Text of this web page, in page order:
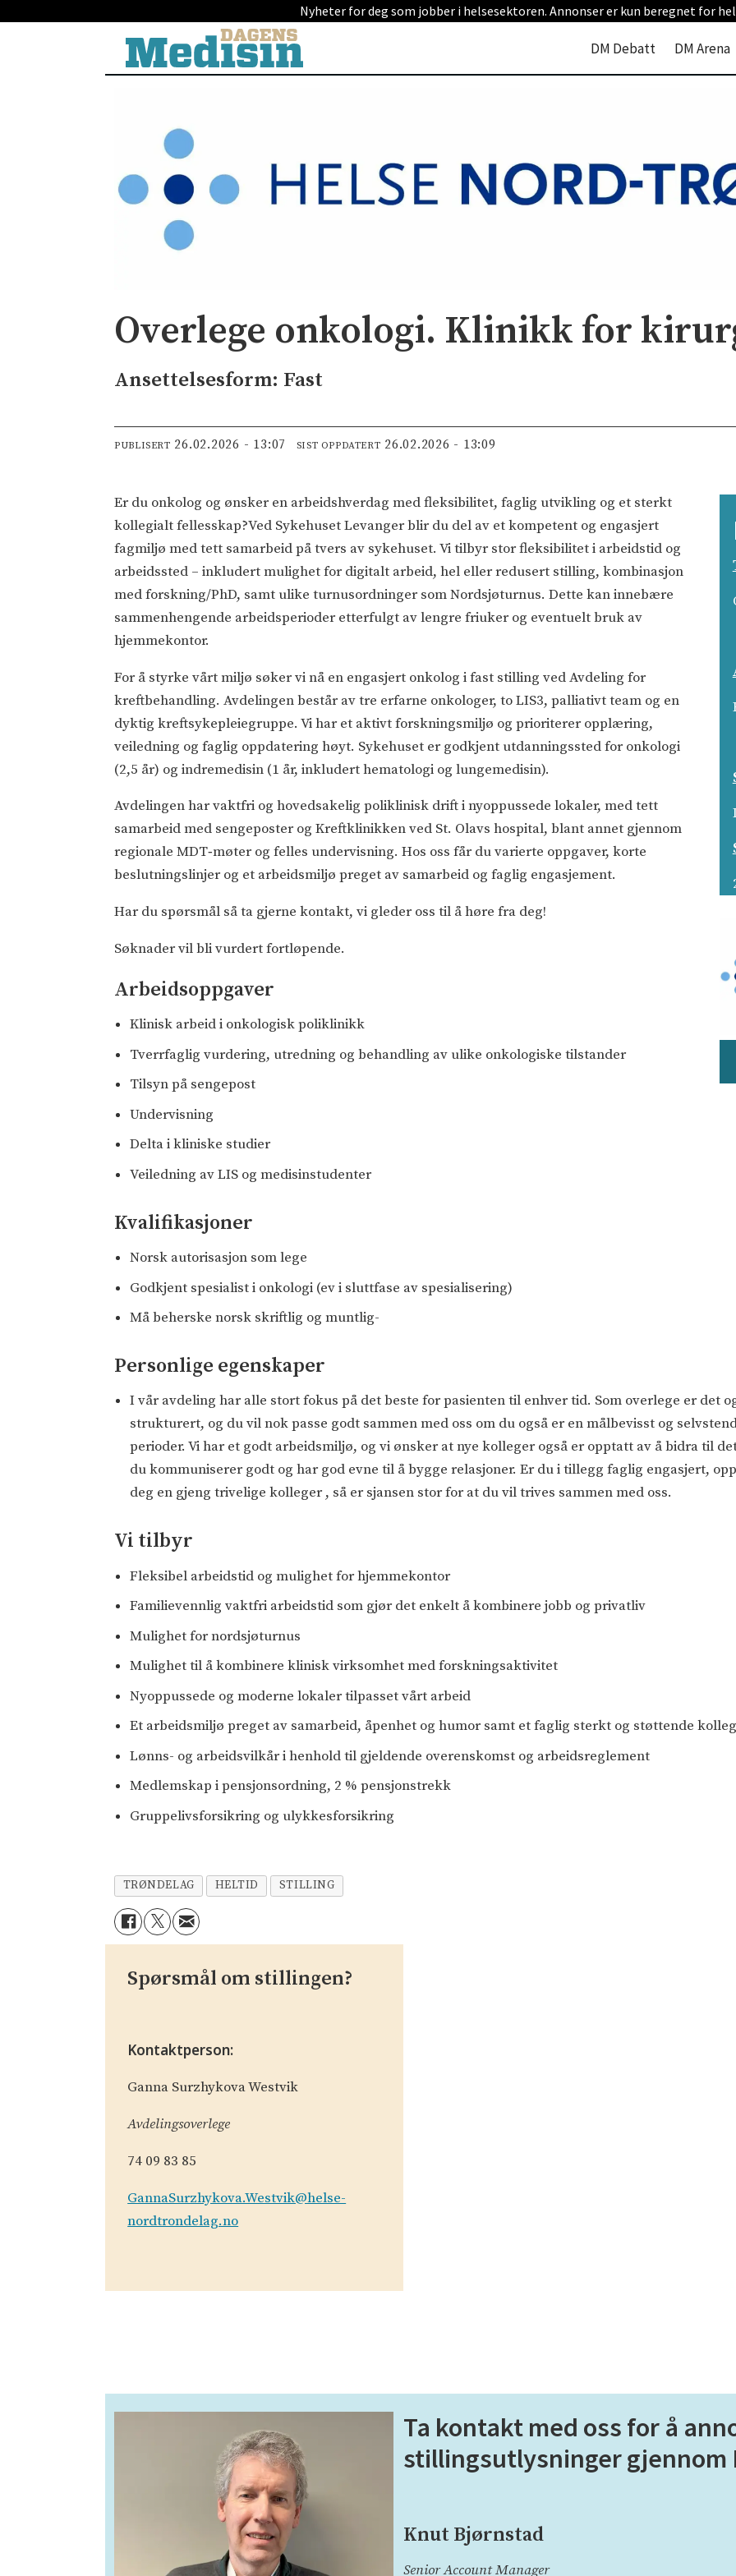
Nyheter for deg som jobber i helsesektoren. Annonser er kun beregnet for
DM Debatt DM Arena
Overlege onkologi. Klinikk for
Ansettelsesform: Fast
PUBLISERT 26.02.2026 - 13:07 SIST OPPDATERT 26.02.2026 - 13:09
Er du onkolog og ønsker en arbeidshverdag med fleksibilitet, faglig utvikling og et sterkt
kollegialt fellesskap?Ved Sykehuset Levanger blir du del av et kompetent og engasjert
fagmiljø med tett samarbeid på tvers av sykehuset. Vi tilbyr stor fleksibilitet i arbeidstid og
arbeidssted – inkludert mulighet for digitalt arbeid, hel eller redusert stilling, kombinasjon
med forskning/PhD, samt ulike turnusordninger som Nordsjøturnus. Dette kan innebære
sammenhengende arbeidsperioder etterfulgt av lengre friuker og eventuelt bruk av
hjemmekontor.
For å styrke vårt miljø søker vi nå en engasjert onkolog i fast stilling ved Avdeling for
kreftbehandling. Avdelingen består av tre erfarne onkologer, to LIS3, palliativt team og en
dyktig kreftsykepleiegruppe. Vi har et aktivt forskningsmiljø og prioriterer opplæring,
veiledning og faglig oppdatering høyt. Sykehuset er godkjent utdanningssted for onkologi
(2,5 år) og indremedisin (1 år, inkludert hematologi og lungemedisin).
Avdelingen har vaktfri og hovedsakelig poliklinisk drift i nyoppussede lokaler, med tett
samarbeid med sengeposter og Kreftklinikken ved St. Olavs hospital, blant annet gjennom
regionale MDT‑møter og felles undervisning. Hos oss får du varierte oppgaver, korte
beslutningslinjer og et arbeidsmiljø preget av samarbeid og faglig engasjement.
Har du spørsmål så ta gjerne kontakt, vi gleder oss til å høre fra deg!
Søknader vil bli vurdert fortløpende.
Arbeidsoppgaver
Klinisk arbeid i onkologisk poliklinikk
Tverrfaglig vurdering, utredning og behandling av ulike onkologiske tilstander
Tilsyn på sengepost
Undervisning
Delta i kliniske studier
Veiledning av LIS og medisinstudenter
Kvalifikasjoner
Norsk autorisasjon som lege
Godkjent spesialist i onkologi (ev i sluttfase av spesialisering)
Må beherske norsk skriftlig og muntlig-
Personlige egenskaper
I vår avdeling har alle stort fokus på det beste for pasienten til enhver tid. Som overlege er det
strukturert, og du vil nok passe godt sammen med oss om du også er en målbevisst og
perioder. Vi har et godt arbeidsmiljø, og vi ønsker at nye kolleger også er opptatt av å bidra til
du kommuniserer godt og har god evne til å bygge relasjoner. Er du i tillegg faglig engasjert,
deg en gjeng trivelige kolleger , så er sjansen stor for at du vil trives sammen med oss.
Vi tilbyr
Fleksibel arbeidstid og mulighet for hjemmekontor
Familievennlig vaktfri arbeidstid som gjør det enkelt å kombinere jobb og privatliv
Mulighet for nordsjøturnus
Mulighet til å kombinere klinisk virksomhet med forskningsaktivitet
Nyoppussede og moderne lokaler tilpasset vårt arbeid
Et arbeidsmiljø preget av samarbeid, åpenhet og humor samt et faglig sterkt og støttende
Lønns- og arbeidsvilkår i henhold til gjeldende overenskomst og arbeidsreglement
Medlemskap i pensjonsordning, 2 % pensjonstrekk
Gruppelivsforsikring og ulykkesforsikring
TRØNDELAG HELTID STILLING
Spørsmål om stillingen?
Kontaktperson:
Ganna Surzhykova Westvik
Avdelingsoverlege
74 09 83 85
GannaSurzhykova.Westvik@helse-
nordtrondelag.no
Ta kontakt med oss for å
stillingsutlysninger gjennom
Knut Bjørnstad
Senior Account Manager